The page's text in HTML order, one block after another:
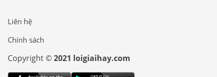
Liên hệ
Chính sách
Copyright ©2021 loigiaihay.com